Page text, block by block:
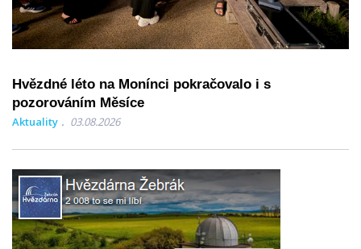
Hvězdné léto na Monínci pokračovalo i s
pozorováním Měsíce
Aktuality 03.08.2026